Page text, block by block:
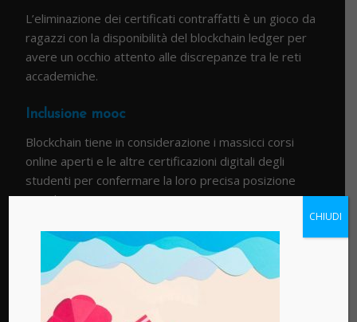
L’eliminazione dei certificati contraffatti è un gioco da
ragazzi con la disponibilità del blockchain ledger per
avere un occhio attento alle discrepanze tra le reti
accademiche.
Inclusione mooc
Blockchain tiene in considerazione i massicci corsi
online aperti e le altre certificazioni digitali degli
studenti per confermare la loro precisa posizione
accademica.
Marketplace di apprendimento
Blockchain apre le porte per la creazione di un
potente mercato di apprendimento con college e
università che offrono certificazioni in tutto il mondo.
CHIUDI